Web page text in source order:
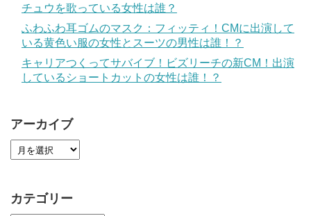
チュウを歌っている女性は誰？
ふわふわ耳ゴムのマスク：フィッティ！CMに出演して
いる黄色い服の女性とスーツの男性は誰！？
キャリアつくってサバイブ！ビズリーチの新CM！出演
しているショートカットの女性は誰！？
アーカイブ
カテゴリー